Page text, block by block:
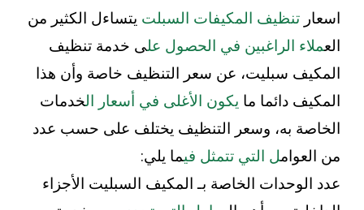
اسعارتنظيف المكيفات السبلت يتساءل الكثير من
العملاء الراغبين في الحصول على خدمة تنظيف
المكيف سبليت، عن سعر التنظيف خاصة وأن هذا
المكيف دائما ما يكون الأغلى في أسعار الخدمات
الخاصة به، وسعر التنظيف يختلف على حسب عدد
من العوامل التي تتمثل فيما يلي:
عدد الوحدات الخاصة بـ المكيف السبليت الأجزاء